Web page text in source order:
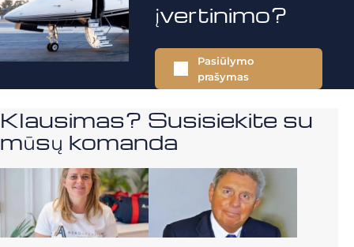
įvertinimo?
Pasiūlymo
prašymas
Klausimas? Susisiekite su
mūsų komanda